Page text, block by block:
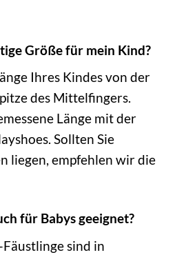
Größe für mein Kind?
Ihres Kindes von der
des Mittelfingers.
Länge mit der
Sollten Sie
liegen, empfehlen wir die
für Babys geeignet?
sind in